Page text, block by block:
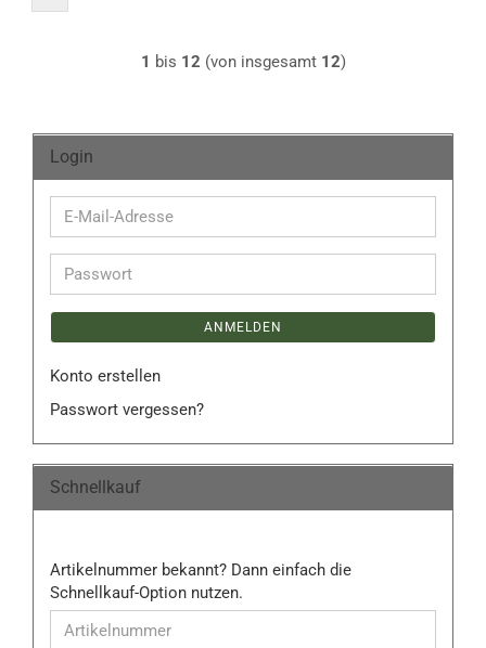
1 bis 12 (von insgesamt 12)
Login
E-
Mail-
Passwort
ANMELDEN
Konto erstellen
Passwort vergessen?
Schnellkauf
ARTIKELNUMMER
BEKANNT?
DANN
EINFACH
Artikelnummer bekannt? Dann einfach die
Schnellkauf-Option nutzen.